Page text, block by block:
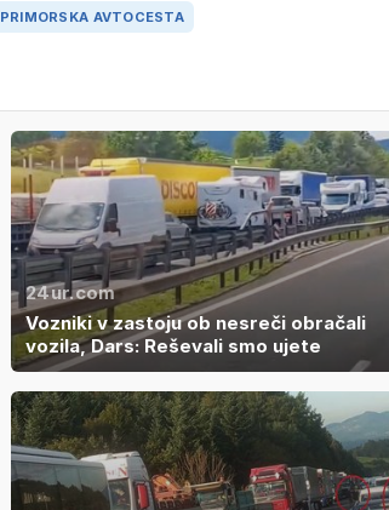
PRIMORSKA AVTOCESTA
24ur.com
Vozniki v zastoju ob nesreči obračali
vozila, Dars: Reševali smo ujete